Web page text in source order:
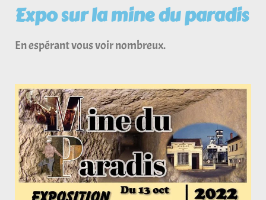
Expo sur la mine du paradis
En espérant vous voir nombreux.